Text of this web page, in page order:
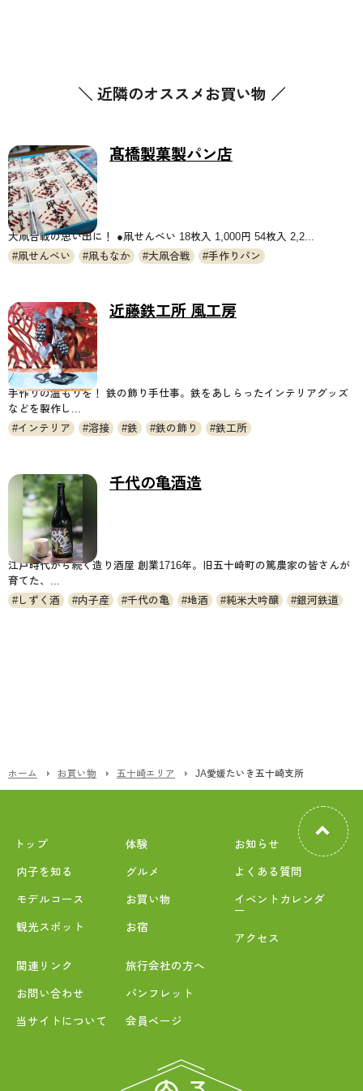
＼ 近隣のオススメお買い物 ／
髙橋製菓製パン店
大凧合戦の思い出に！ ●凧せんべい 18枚入 1,000円 54枚入 2,2...
凧せんべい
凧もなか 大凧合戦 手作りパン
近藤鉄工所 風工房
手作りの温もりを！ 鉄の飾り手仕事。鉄をあしらったインテリアグッズ
などを製作し...
インテリア
溶接 鉄 鉄の飾り 鉄工所
千代の亀酒造
江戸時代から続く造り酒屋 創業1716年。旧五十崎町の篤農家の皆さんが
育てた、...
しずく酒
内子産 千代の亀 地酒 純米大吟醸 銀河鉄道
ホーム お買い物 五十崎エリア JA愛媛たいき五十崎支所
トップ
内子を知る
モデルコース
観光スポット
体験
グルメ
お買い物
お宿
お知らせ
よくある質問
イベントカレンダ
ー
アクセス
関連リンク
お問い合わせ
当サイトについて
旅行会社の方へ
パンフレット
会員ページ